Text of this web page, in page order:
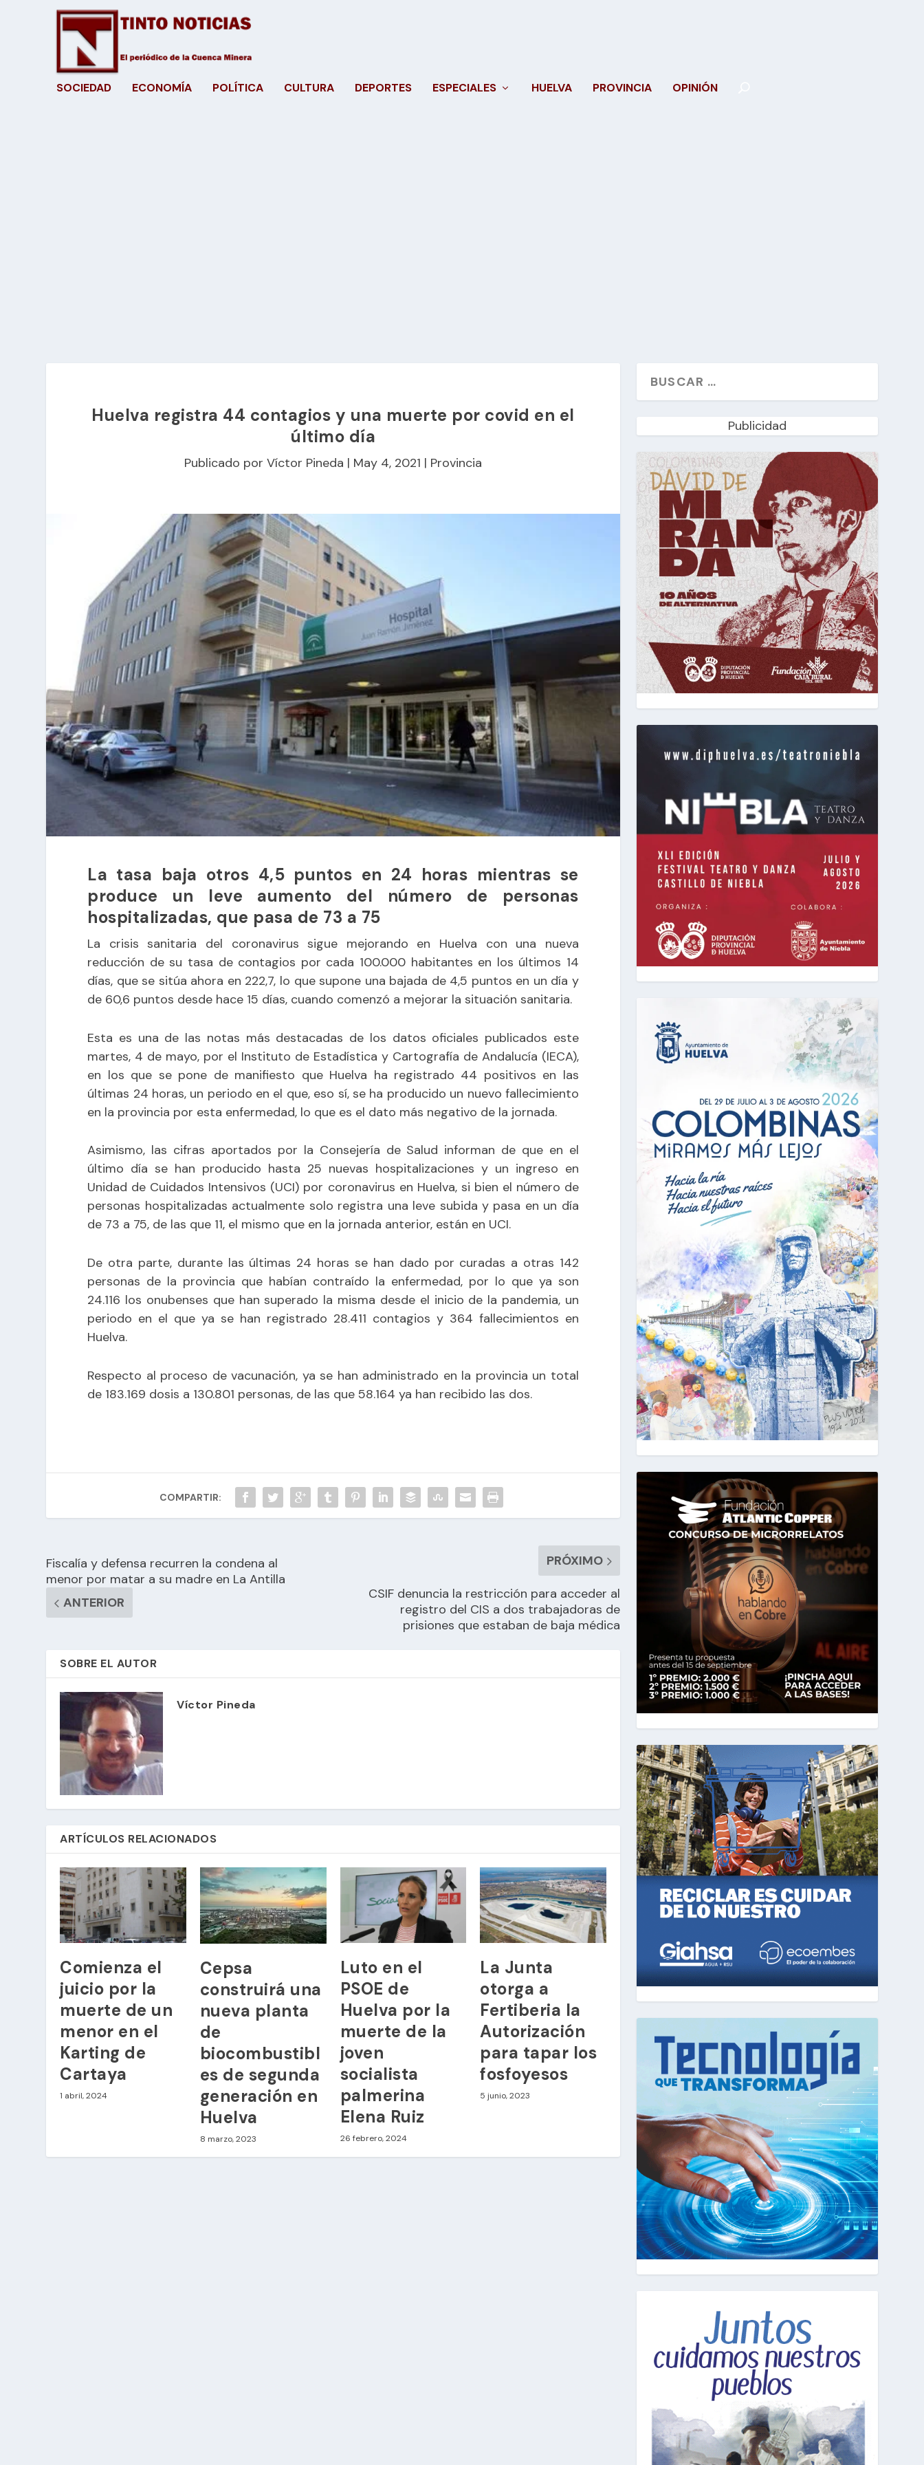
SOCIEDAD ECONOMÍA POLÍTICA CULTURA DEPORTES ESPECIALES HUELVA PROVINCIA OPINIÓN
Huelva registra 44 contagios y una muerte por covid en el
último día
Publicado porVíctor Pineda | May 4, 2021 | Provincia
La tasa baja otros 4,5 puntos en 24 horas mientras se
produce un leve aumento del número de personas
hospitalizadas, que pasa de 73 a 75
La crisis sanitaria del coronavirus sigue mejorando en Huelva con una nueva
reducción de su tasa de contagios por cada 100.000 habitantes en los últimos 14
días, que se sitúa ahora en 222,7, lo que supone una bajada de 4,5 puntos en un día y
de 60,6 puntos desde hace 15 días, cuando comenzó a mejorar la situación sanitaria.
Esta es una de las notas más destacadas de los datos oficiales publicados este
martes, 4 de mayo, por el Instituto de Estadística y Cartografía de Andalucía (IECA),
en los que se pone de manifiesto que Huelva ha registrado 44 positivos en las
últimas 24 horas, un periodo en el que, eso sí, se ha producido un nuevo fallecimiento
en la provincia por esta enfermedad, lo que es el dato más negativo de la jornada.
Asimismo, las cifras aportados por la Consejería de Salud informan de que en el
último día se han producido hasta 25 nuevas hospitalizaciones y un ingreso en
Unidad de Cuidados Intensivos (UCI) por coronavirus en Huelva, si bien el número de
personas hospitalizadas actualmente solo registra una leve subida y pasa en un día
de 73 a 75, de las que 11, el mismo que en la jornada anterior, están en UCI.
De otra parte, durante las últimas 24 horas se han dado por curadas a otras 142
personas de la provincia que habían contraído la enfermedad, por lo que ya son
24.116 los onubenses que han superado la misma desde el inicio de la pandemia, un
periodo en el que ya se han registrado 28.411 contagios y 364 fallecimientos en
Huelva.
Respecto al proceso de vacunación, ya se han administrado en la provincia un total
de 183.169 dosis a 130.801 personas, de las que 58.164 ya han recibido las dos.
COMPARTIR:
Fiscalía y defensa recurren la condena al
menor por matar a su madre en La Antilla
ANTERIOR
PRÓXIMO
CSIF denuncia la restricción para acceder al
registro del CIS a dos trabajadoras de
prisiones que estaban de baja médica
SOBRE EL AUTOR
Víctor Pineda
ARTÍCULOS RELACIONADOS
Comienza el
juicio por la
muerte de un
menor en el
Karting de
Cartaya
1 abril, 2024
Cepsa
construirá una
nueva planta
de
biocombustibl
es de segunda
generación en
Huelva
8 marzo, 2023
Luto en el
PSOE de
Huelva por la
muerte de la
joven
socialista
palmerina
Elena Ruiz
26 febrero, 2024
La Junta
otorga a
Fertiberia la
Autorización
para tapar los
fosfoyesos
5 junio, 2023
Publicidad